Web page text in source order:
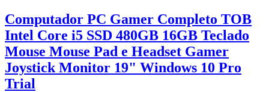
Computador PC Gamer Completo TOB
Intel Core i5 SSD 480GB 16GB Teclado
Mouse Mouse Pad e Headset Gamer
Joystick Monitor 19" Windows 10 Pro
Trial